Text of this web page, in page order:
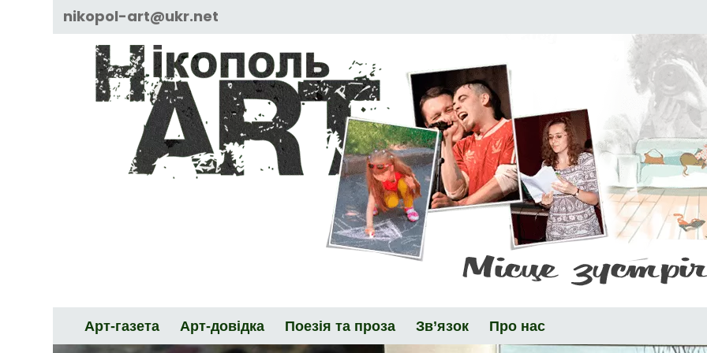
nikopol-art@ukr.net
Арт-газета Арт-довідка Поезія та проза Зв’язок Про нас